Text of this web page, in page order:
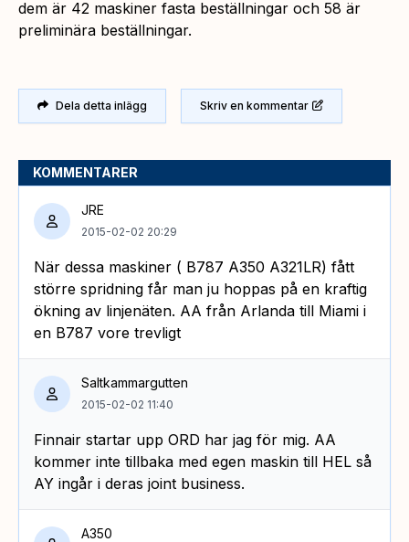
dem är 42 maskiner fasta beställningar och 58 är
preliminära beställningar.
Dela detta inlägg Skriv en kommentar
KOMMENTARER
JRE
2015-02-02 20:29
När dessa maskiner ( B787 A350 A321LR) fått
större spridning får man ju hoppas på en kraftig
ökning av linjenäten. AA från Arlanda till Miami i
en B787 vore trevligt
Saltkammargutten
2015-02-02 11:40
Finnair startar upp ORD har jag för mig. AA
kommer inte tillbaka med egen maskin till HEL så
AY ingår i deras joint business.
A350